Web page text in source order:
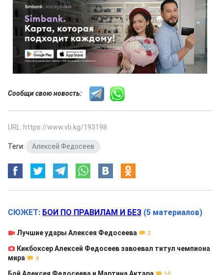
Сообщи свою новость:
URL: https://www.vb.kg/193198
Теги: Алексей Федосеев
СЮЖЕТ: БОИ ПО ПРАВИЛАМ И БЕЗ (5 материалов)
Лучшие удары Алексея Федосеева 3
Кикбоксер Алексей Федосеев завоевал титул чемпиона
мира
4